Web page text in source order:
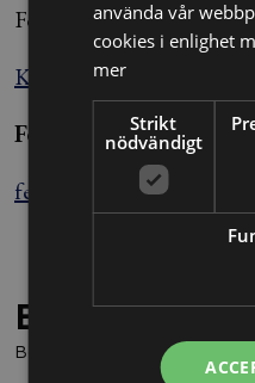
Foto: JONAS
Källa: Nyhetsbyrån
Felix Sjöberg
Behöver du
Boka en kostnadsfri
använda vår
cookies i enlighet
mer
Strikt
nödvändigt